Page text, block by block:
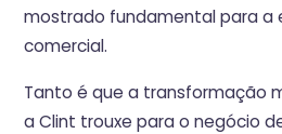
mostrado fundamental para a
comercial.
Tanto é que a transformação
a Clint trouxe para o negócio